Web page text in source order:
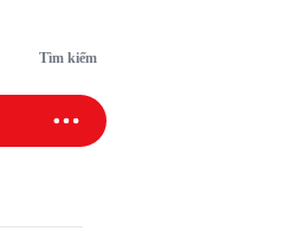
Tìm kiếm
SAO SPORT